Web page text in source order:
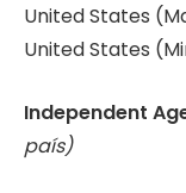
United States
United States
Independent
país)